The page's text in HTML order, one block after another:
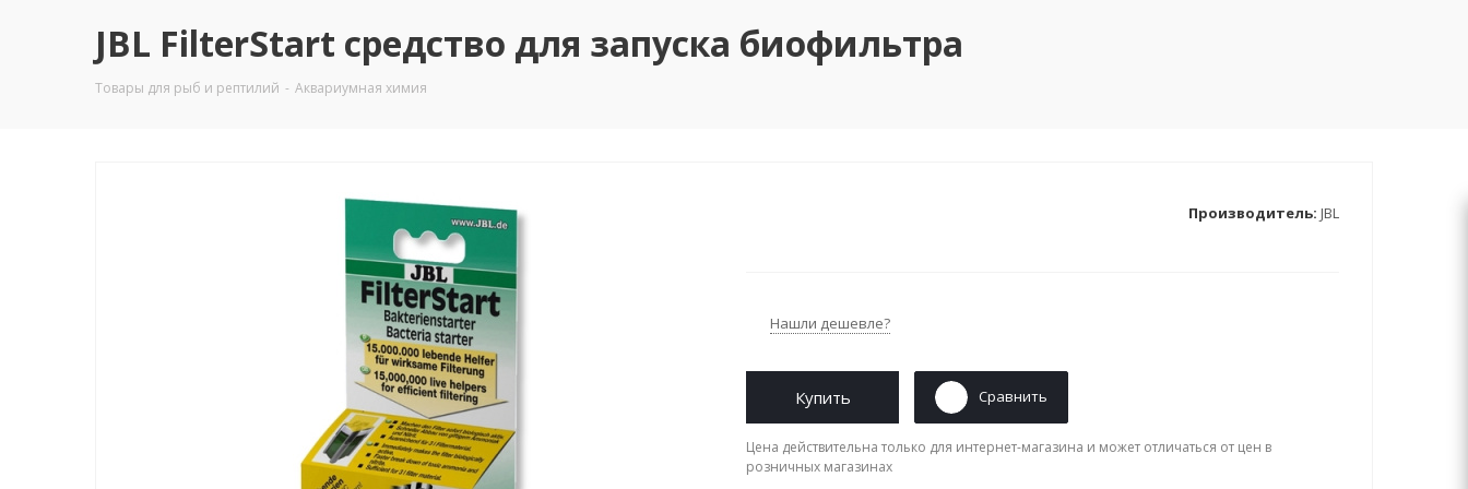
JBL FilterStart средство для запуска биофильтра
Товары для рыб и рептилий - Аквариумная химия
Производитель: JBL
Нашли дешевле?
Купить Сравнить
Цена действительна только для интернет-магазина и может отличаться от цен в
розничных магазинах